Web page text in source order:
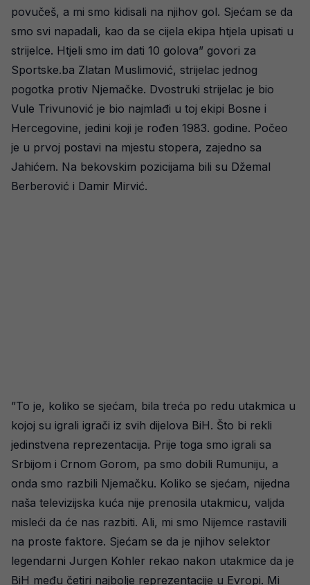
povučeš, a mi smo kidisali na njihov gol. Sjećam se da
smo svi napadali, kao da se cijela ekipa htjela upisati u
strijelce. Htjeli smo im dati 10 golova” govori za
Sportske.ba Zlatan Muslimović, strijelac jednog
pogotka protiv Njemačke. Dvostruki strijelac je bio
Vule Trivunović je bio najmlađi u toj ekipi Bosne i
Hercegovine, jedini koji je rođen 1983. godine. Počeo
je u prvoj postavi na mjestu stopera, zajedno sa
Jahićem. Na bekovskim pozicijama bili su Džemal
Berberović i Damir Mirvić.
”To je, koliko se sjećam, bila treća po redu utakmica u
kojoj su igrali igrači iz svih dijelova BiH. Što bi rekli
jedinstvena reprezentacija. Prije toga smo igrali sa
Srbijom i Crnom Gorom, pa smo dobili Rumuniju, a
onda smo razbili Njemačku. Koliko se sjećam, nijedna
naša televizijska kuća nije prenosila utakmicu, valjda
misleći da će nas razbiti. Ali, mi smo Nijemce rastavili
na proste faktore. Sjećam se da je njihov selektor
legendarni Jurgen Kohler rekao nakon utakmice da je
BiH među četiri najbolje reprezentacije u Evropi. Mi